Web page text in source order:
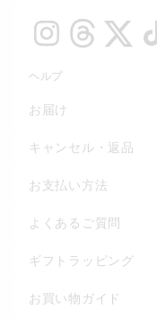
ヘルプ
お届け
キャンセル・返品
お支払い方法
よくあるご質問
ギフトラッピング
お買い物ガイド